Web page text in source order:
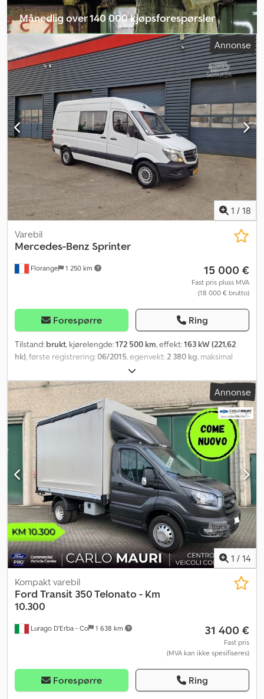
Månedlig over 140 000 kjøpsforespørsler
Velg forhandlerpakke Annonse
1 / 18
Florange 1 250 km
Varebil
Mercedes-Benz Sprinter
15 000 €
Fast pris pluss MVA
(18 000 € brutto)
Forespørre Ring
Tilstand: brukt, kjørelengde:172 500 km, effekt:163 kW (221,62
hk), første registrering:06/2015, egenvekt:2 380 kg, maksimal
diesel
6, lastekapasitet:1 120 kg, Utstyr:kjørecomputer, sentral låsing,
Annonse
1 / 14
Lurago D'Erba - Co 1 638 km
Kompakt varebil
Ford Transit 350 Telonato - Km
10.300
31 400 €
Fast pris
(MVA kan ikke spesifiseres)
Forespørre Ring